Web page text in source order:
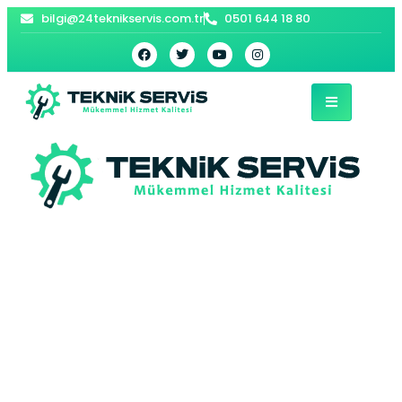
bilgi@24teknikservis.com.tr 0501 644 18 80